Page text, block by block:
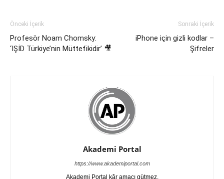
Önceki İçerik
Profesör Noam Chomsky:
‘IŞİD Türkiye’nin Müttefikidir’ 🎥
Sonraki İçerik
iPhone için gizli kodlar –
Şifreler
Akademi Portal
https://www.akademiportal.com
Akademi Portal kâr amacı gütmez.